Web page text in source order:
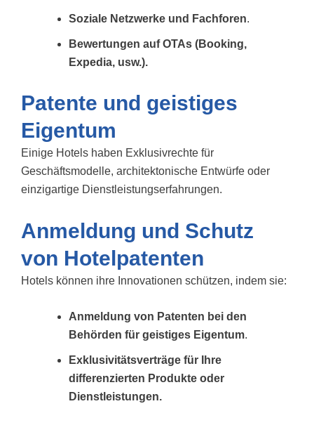
Soziale Netzwerke und Fachforen.
Bewertungen auf OTAs (Booking,
Expedia, usw.).
Patente und geistiges
Eigentum
Einige Hotels haben Exklusivrechte für
Geschäftsmodelle, architektonische Entwürfe oder
einzigartige Dienstleistungserfahrungen.
Anmeldung und Schutz
von Hotelpatenten
Hotels können ihre Innovationen schützen, indem sie:
Anmeldung von Patenten bei den
Behörden für geistiges Eigentum.
Exklusivitätsverträge für Ihre
differenzierten Produkte oder
Dienstleistungen.